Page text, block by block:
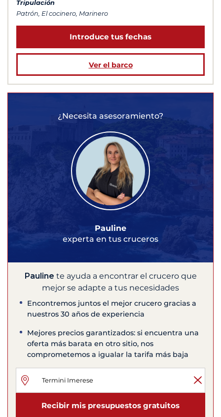
Tripulación
Patrón, El cocinero, Marinero
Introduce tus fechas
Ver el barco
¿Necesita asesoramiento?
Pauline
experta en tus cruceros
Pauline te ayuda a encontrar el crucero que
mejor se adapte a tus necesidades
Encontremos juntos el mejor crucero gracias a
nuestros 30 años de experiencia
Mejores precios garantizados: si encuentra una
oferta más barata en otro sitio, nos
comprometemos a igualar la tarifa más baja
Recibir mis presupuestos gratuitos